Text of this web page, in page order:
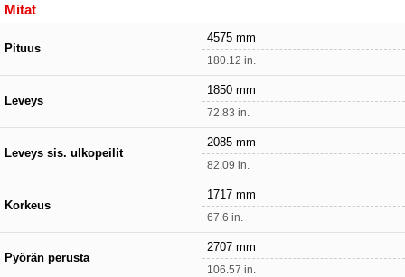
Mitat
Pituus
4575 mm
180.12 in.
Leveys
1850 mm
72.83 in.
Leveys sis. ulkopeilit
2085 mm
82.09 in.
Korkeus
1717 mm
67.6 in.
Pyörän perusta
2707 mm
106.57 in.